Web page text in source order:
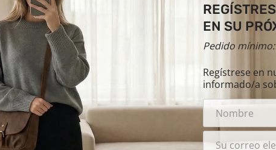
EN SU
Pedido
Regístrese en
informado/a